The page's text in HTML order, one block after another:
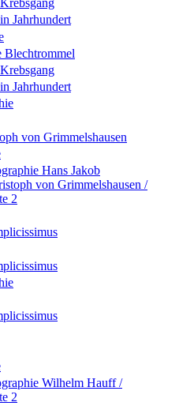
Krebsgang
Jahrhundert
Blechtrommel
Jahrhundert
von Grimmelshausen
Hans Jakob
von Grimmelshausen /
2
Wilhelm Hauff /
2